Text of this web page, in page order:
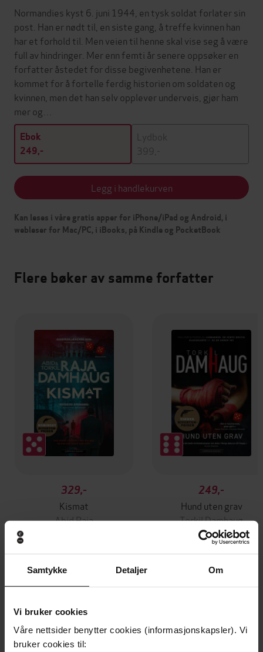
Samtykke Detaljer Om
Vi bruker cookies
Våre nettsider benytter cookies (informasjonskapsler). Vi
bruker cookies til:
Normandies kyst 6. juni 1944, en tysk soldat forlater sin
post. Han er nødt til, en siste gang, å treffe kvinnen han
har et forhold til. Men veien til henne skal vise seg å være
full av hindringer. Mer enn femti år senere oppsøker en
forfatter åstedet for disse begivenhetene. Han er
kommet for å fortelle ferdig historien om soldaten og
kvinnen, men det han selv opplever underveis, gjør ham
mer og…
Ebok
249,-
Lydbok
399,-
Legg i handlekurven
Kan leses i våre gratis apper for iPhone/iPad og Android, i
webleser for Mac/PC, i iBooks, på Kindle og PocketBook
Flere bøker av samme forfatter
329,-
Kismat
Abid Raja
249,-
Hund uten grav
Torkil Damhaug
EBOK
Premium